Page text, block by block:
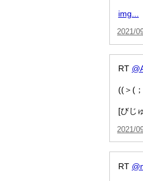
img...
2021/
RT
((＞(
[びじ
2021/
RT